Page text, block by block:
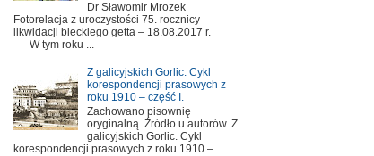
Dr Sławomir Mrozek
Fotorelacja z uroczystości 75. rocznicy
likwidacji bieckiego getta – 18.08.2017 r.
W tym roku ...
Z galicyjskich Gorlic. Cykl
korespondencji prasowych z
roku 1910 – część I.
Zachowano pisownię
oryginalną. Źródło u autorów. Z
galicyjskich Gorlic. Cykl
korespondencji prasowych z roku 1910 –